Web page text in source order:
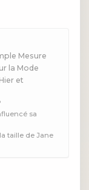
Mesure
la Mode
et
sa
taille de Jane